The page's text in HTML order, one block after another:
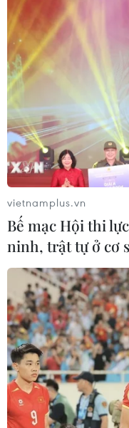
vietnamplus.vn
Bế mạc Hội thi
ninh, trật tự ở cơ